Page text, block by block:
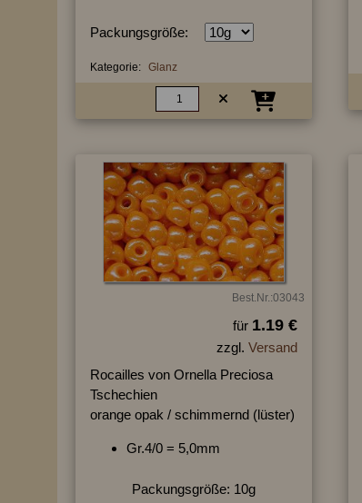
Packungsgröße:
Kategorie: Glanz
Best.Nr.:03043
für 1.19 €
zzgl. Versand
Rocailles von Ornella Preciosa
Tschechien
orange opak / schimmernd (lüster)
Gr.4/0 = 5,0mm
Packungsgröße: 10g